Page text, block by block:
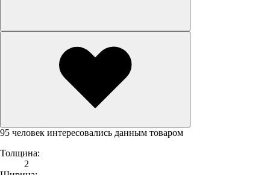
95 человек интересовались данным товаром
Толщина:
2